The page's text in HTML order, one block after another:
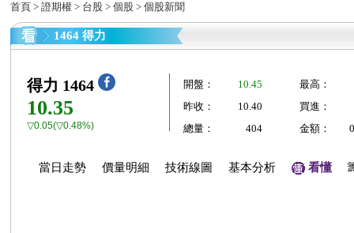
首頁 > 證期權 > 台股 > 個股 > 個股新聞
1464 得力
得力 1464
10.35
▽0.05(▽0.48%)
開盤： 10.45
最高：
昨收：
10.40
買進：
總量：
404 金額：
當日走勢 價量明細 技術線圖 基本分析 看懂